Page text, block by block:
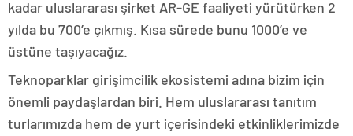
kadar uluslararası şirket AR-GE faaliyeti yürütürken 2
yılda bu 700’e çıkmış. Kısa sürede bunu 1000’e ve
üstüne taşıyacağız.
Teknoparklar girişimcilik ekosistemi adına bizim için
önemli paydaşlardan biri. Hem uluslararası tanıtım
turlarımızda hem de yurt içerisindeki etkinliklerimizde